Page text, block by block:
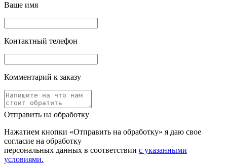
Ваше имя
Контактный телефон
Комментарий к заказу
Отправить на обработку
Нажатием кнопки «Отправить на обработку» я даю свое
согласие на обработку
персональных данных в соответствии с указанными
условиями.